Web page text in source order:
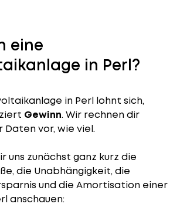
eine
in Perl?
in Perl lohnt sich,
Gewinn. Wir rechnen dir
Daten vor, wie viel.
uns zunächst ganz kurz die
die Unabhängigkeit, die
und die Amortisation einer
anschauen: